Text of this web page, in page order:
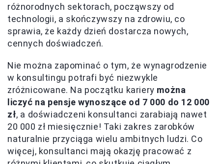
różnorodnych sektorach, począwszy od
technologii, a skończywszy na zdrowiu, co
sprawia, że każdy dzień dostarcza nowych,
cennych doświadczeń.
Nie można zapominać o tym, że wynagrodzenie
w konsultingu potrafi być niezwykle
zróżnicowane. Na początku kariery można
liczyć na pensje wynoszące od 7 000 do 12 000
zł, a doświadczeni konsultanci zarabiają nawet
20 000 zł miesięcznie! Taki zakres zarobków
naturalnie przyciąga wielu ambitnych ludzi. Co
więcej, konsultanci mają okazję pracować z